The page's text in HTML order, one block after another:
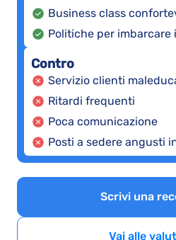
Business class
Politiche per imbarcare
Contro
Servizio clienti
Ritardi frequenti
Poca comunicazione
Posti a sedere angusti
Scrivi una
Vai alle